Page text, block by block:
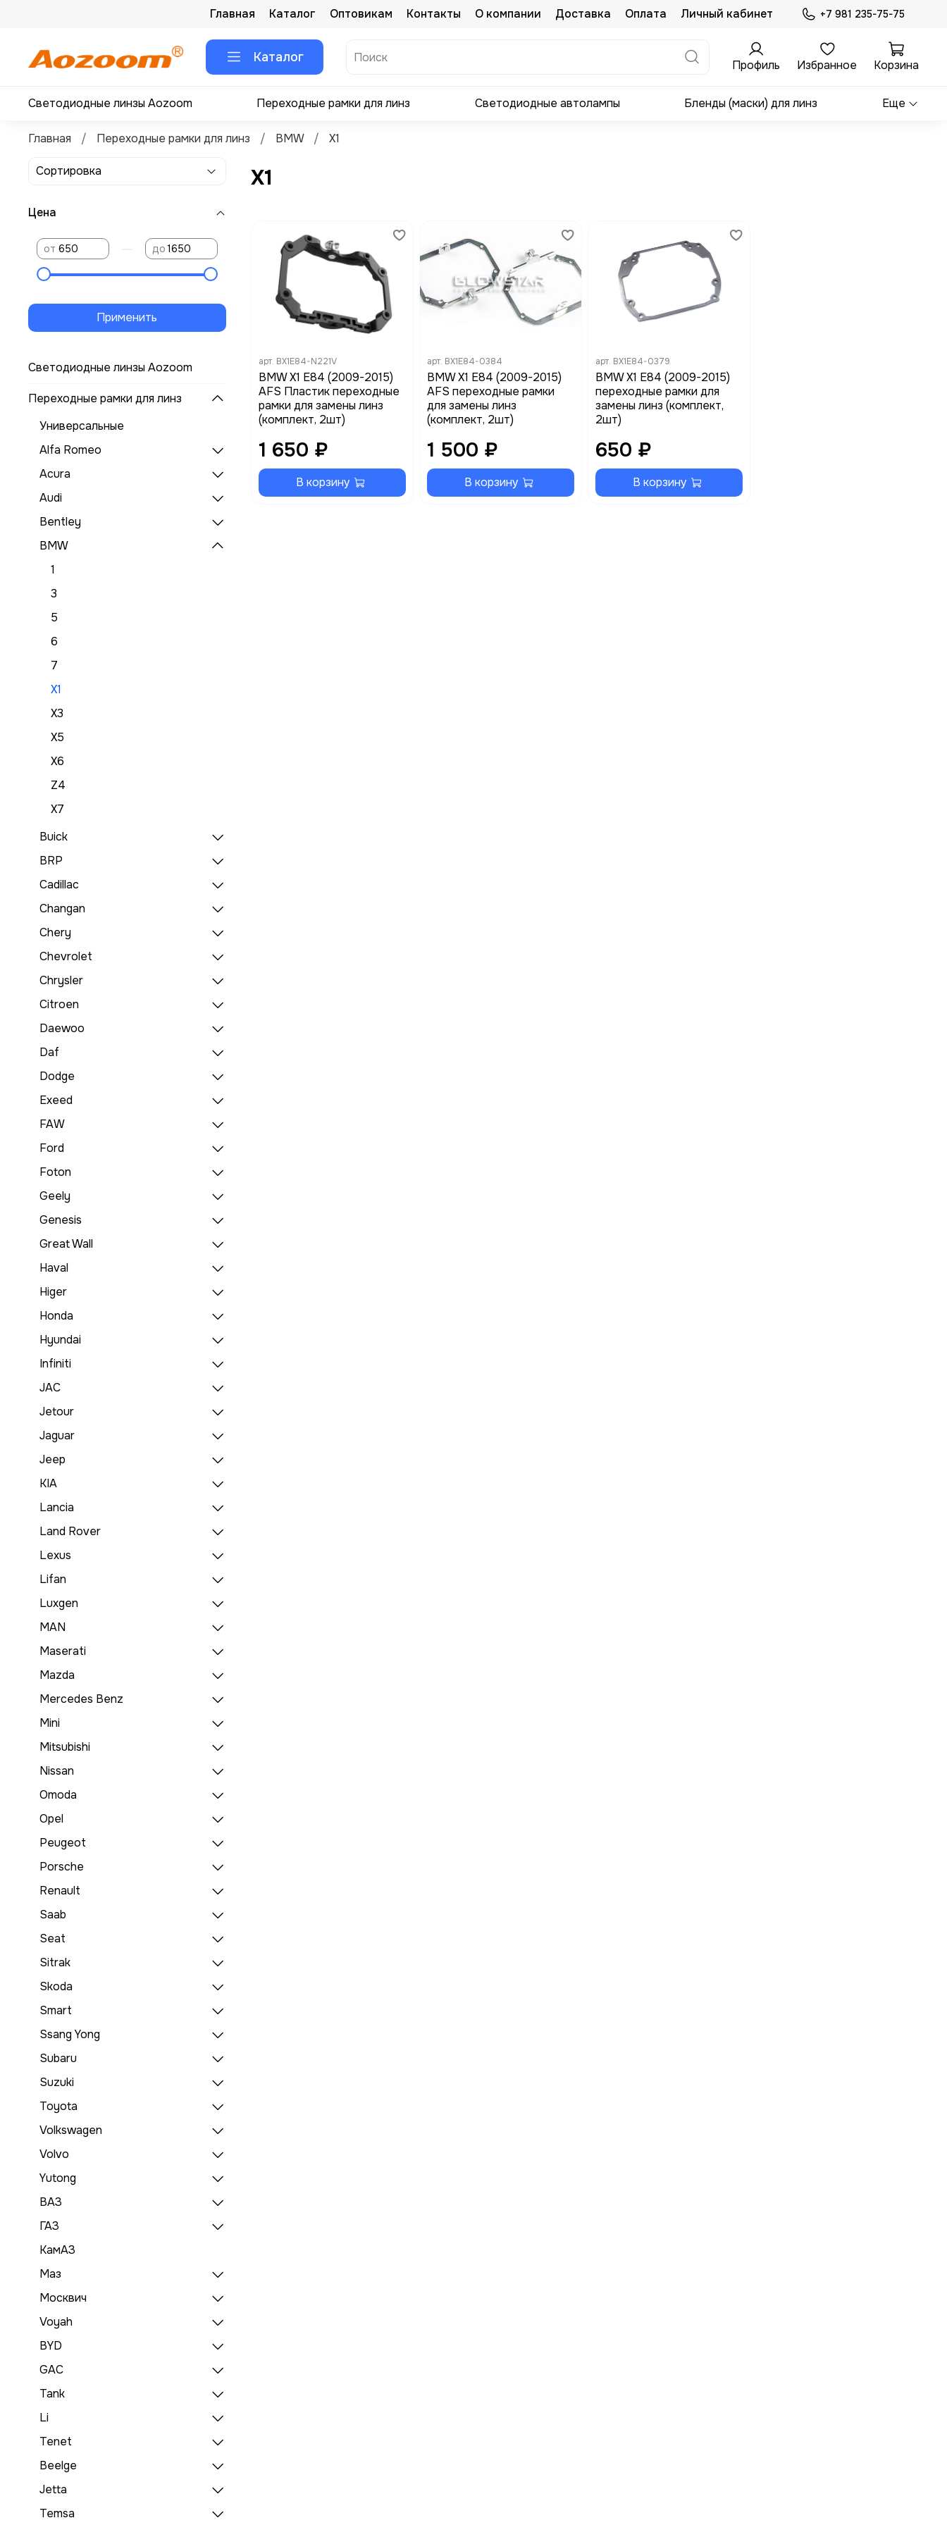
Главная Каталог Оптовикам Контакты О компании Доставка Оплата Личный кабинет +7 981 235-75-75
Каталог Профиль Избранное Корзина
Светодиодные линзы Aozoom Переходные рамки для линз Светодиодные автолампы Бленды (маски) для линз Еще
Главная Переходные рамки для линз BMW X1
X1
арт. BX1E84-N221V
BMW X1 E84 (2009-2015)
AFS Пластик переходные
рамки для замены линз
(комплект, 2шт)
1 650 ₽
В корзину
арт. BX1E84-0384
BMW X1 E84 (2009-2015)
AFS переходные рамки
для замены линз
(комплект, 2шт)
1 500 ₽
В корзину
арт. BX1E84-0379
BMW X1 E84 (2009-2015)
переходные рамки для
замены линз (комплект,
2шт)
650 ₽
В корзину
Цена
от до
Применить
Светодиодные линзы Aozoom
Переходные рамки для линз
Универсальные
Alfa Romeo
Acura
Audi
Bentley
BMW
1
3
5
6
7
X1
X3
X5
X6
Z4
X7
Buick
BRP
Cadillac
Changan
Chery
Chevrolet
Chrysler
Citroen
Daewoo
Daf
Dodge
Exeed
FAW
Ford
Foton
Geely
Genesis
Great Wall
Haval
Higer
Honda
Hyundai
Infiniti
JAC
Jetour
Jaguar
Jeep
KIA
Lancia
Land Rover
Lexus
Lifan
Luxgen
MAN
Maserati
Mazda
Mercedes Benz
Mini
Mitsubishi
Nissan
Omoda
Opel
Peugeot
Porsche
Renault
Saab
Seat
Sitrak
Skoda
Smart
Ssang Yong
Subaru
Suzuki
Toyota
Volkswagen
Volvo
Yutong
ВАЗ
ГАЗ
КамАЗ
Маз
Москвич
Voyah
BYD
GAC
Tank
Li
Tenet
Beelge
Jetta
Temsa